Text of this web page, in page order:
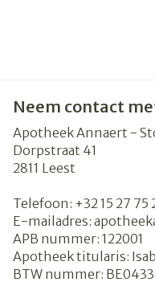
Neem contact
Apotheek Annaert -
Dorpstraat 41
2811 Leest
Telefoon: +32 15 27 75
E-mailadres:
APB nummer: 122001
Apotheek titularis:
BTW nummer: